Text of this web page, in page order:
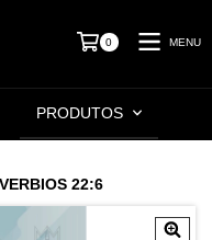
0 MENU
PRODUTOS
22:6